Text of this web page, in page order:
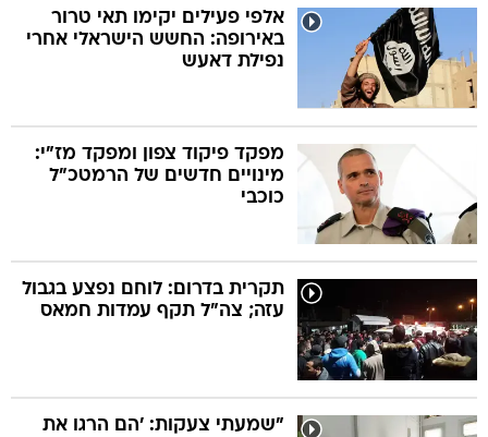
אלפי פעילים יקימו תאי טרור
באירופה: החשש הישראלי אחרי
נפילת דאעש
מפקד פיקוד צפון ומפקד מז"י:
מינויים חדשים של הרמטכ"ל
כוכבי
תקרית בדרום: לוחם נפצע בגבול
עזה; צה"ל תקף עמדות חמאס
"שמעתי צעקות: 'הם הרגו את